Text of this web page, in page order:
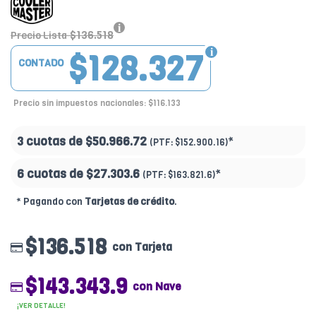
Precio Lista $136.518
$128.327
CONTADO
Precio sin impuestos nacionales: $116.133
3 cuotas de $50.966.72 (PTF: $152.900.16)*
6 cuotas de $27.303.6 (PTF: $163.821.6)*
* Pagando con Tarjetas de crédito.
$136.518 con Tarjeta
$143.343.9 con Nave
¡VER DETALLE!